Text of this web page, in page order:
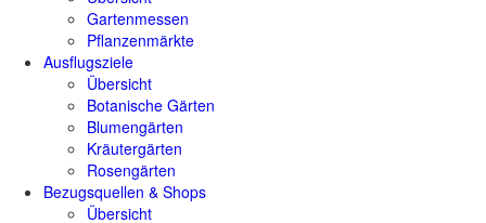
Gartenmessen
Pflanzenmärkte
Ausflugsziele
Übersicht
Botanische Gärten
Blumengärten
Kräutergärten
Rosengärten
Bezugsquellen & Shops
Übersicht